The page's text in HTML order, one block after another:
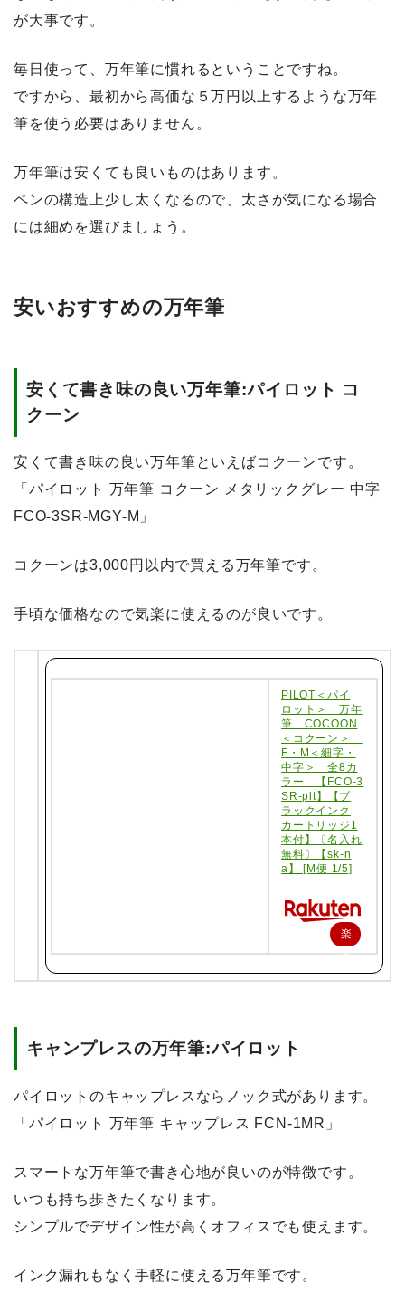
が大事です。
毎日使って、万年筆に慣れるということですね。
ですから、最初から高価な５万円以上するような万年
筆を使う必要はありません。
万年筆は安くても良いものはあります。
ペンの構造上少し太くなるので、太さが気になる場合
には細めを選びましょう。
安いおすすめの万年筆
安くて書き味の良い万年筆:パイロット コ
クーン
安くて書き味の良い万年筆といえばコクーンです。
「パイロット 万年筆 コクーン メタリックグレー 中字
FCO-3SR-MGY-M」
コクーンは3,000円以内で買える 万年筆です。
手頃な価格なので気楽に使えるのが良いです。
PILOT＜パイ
ロット＞ 万年
筆 COCOON
＜コクーン＞
F・M＜細字・
中字＞ 全8カ
ラー 【FCO-3
SR-plt】【ブ
ラックインク
カートリッジ1
本付】〔名入れ
無料〕【sk-n
a】 [M便 1/5]
楽
天
で
キャンプレスの万年筆:パイロット
パイロットのキャップレスならノック式があります。
「パイロット 万年筆 キャップレス FCN-1MR」
スマートな万年筆で書き心地が良いのが特徴です。
いつも持ち歩きたくなります。
シンプルでデザイン性が高くオフィスでも使えます。
インク漏れもなく手軽に使える万年筆です。